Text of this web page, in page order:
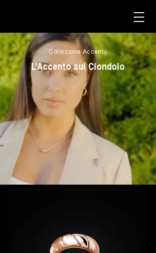
Collezione Accento
L’Accento sul Ciondolo